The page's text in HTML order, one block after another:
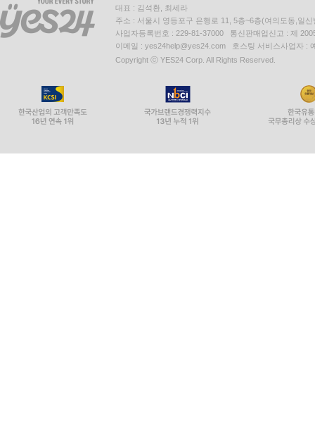
대표 : 김석환, 최세라
주소 : 서울시 영등포구 은행로 11, 5층~6층(여의도동,일신
사업자등록번호 : 229-81-37000 통신판매업신고 : 제
이메일 : yes24help@yes24.com 호스팅 서비스사업자 :
Copyright ⓒ YES24 Corp. All Rights Reserved.